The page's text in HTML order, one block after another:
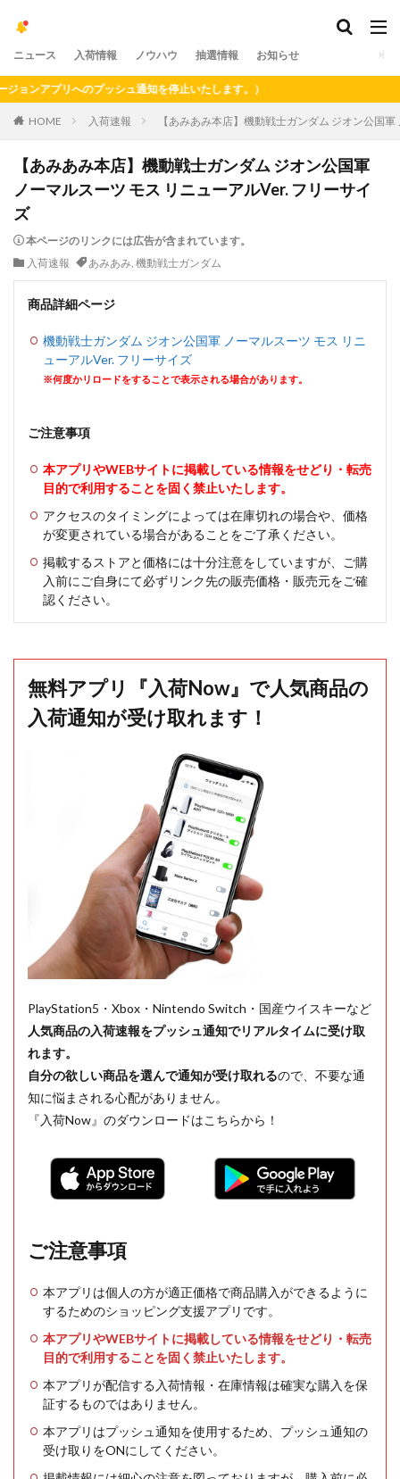
ニュース 入荷情報 ノウハウ 抽選情報 お知らせ
プリへのプッシュ通知を停止いたします。）
HOME 入荷速報 【あみあみ本店】機動戦士ガンダム ジオン公国
【あみあみ本店】機動戦士ガンダム ジオン公国軍
ノーマルスーツ モス リニューアルVer. フリーサイ
ズ
本ページのリンクには広告が含まれています。
入荷速報
あみあみ, 機動戦士ガンダム
商品詳細ページ
機動戦士ガンダム ジオン公国軍 ノーマルスーツ モス リニ
ューアルVer. フリーサイズ
※何度かリロードをすることで表示される場合があります。
ご注意事項
本アプリやWEBサイトに掲載している情報をせどり・転売
目的で利用することを固く禁止いたします。
アクセスのタイミングによっては在庫切れの場合や、価格
が変更されている場合があることをご了承ください。
掲載するストアと価格には十分注意をしていますが、ご購
入前にご自身にて必ずリンク先の販売価格・販売元をご確
認ください。
無料アプリ『入荷Now』で人気商品の
入荷通知が受け取れます！
PlayStation5・Xbox・Nintendo Switch・国産ウイスキーなど
人気商品の入荷速報をプッシュ通知でリアルタイムに受け取
れます。
自分の欲しい商品を選んで通知が受け取れるので、不要な通
知に悩まされる心配がありません。
『入荷Now』のダウンロードはこちらから！
ご注意事項
本アプリは個人の方が適正価格で商品購入ができるように
するためのショッピング支援アプリです。
本アプリやWEBサイトに掲載している情報をせどり・転売
目的で利用することを固く禁止いたします。
本アプリが配信する入荷情報・在庫情報は確実な購入を保
証するものではありません。
本アプリはプッシュ通知を使用するため、プッシュ通知の
受け取りをONにしてください。